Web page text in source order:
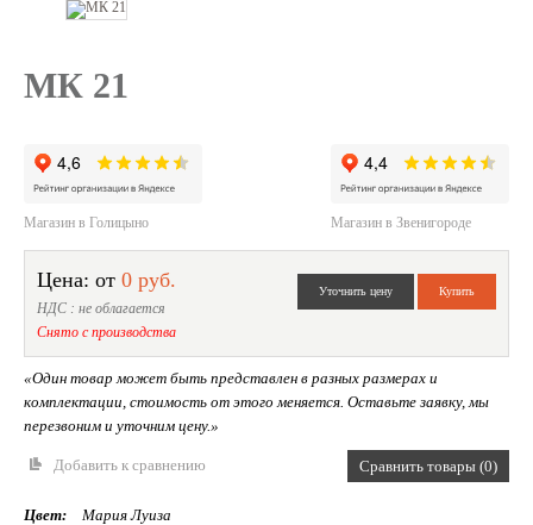
МК 21
Магазин в Голицыно Магазин в Звенигороде
Цена: от 0 руб.
НДС : не облагается
Снято с производства
«Один товар может быть представлен в разных размерах и
комплектации, стоимость от этого меняется. Оставьте заявку, мы
перезвоним и уточним цену.»
Добавить к сравнению Сравнить товары (0)
Цвет: Мария Луиза